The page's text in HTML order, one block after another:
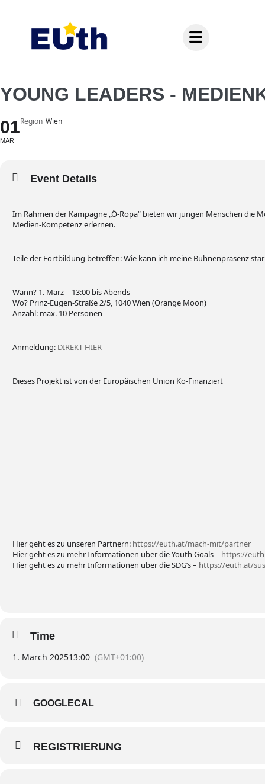
YOUNG LEADERS -
01
MAR
Region Wien
Event Details
Im Rahmen der Kampagne „Ö-Ropa“ bieten wir jungen Menschen
Medien-Kompetenz erlernen.
Teile der Fortbildung betreffen: Wie kann ich meine Bühnenpräsenz
Wann? 1. März – 13:00 bis Abends
Wo? Prinz-Eugen-Straße 2/5, 1040 Wien (Orange Moon)
Anzahl: max. 10 Personen
Anmeldung: DIREKT HIER
Dieses Projekt ist von der Europäischen Union Ko-Finanziert
Hier geht es zu unseren Partnern: https://euth.at/mach-mit/partner
Hier geht es zu mehr Informationen über die Youth Goals – https://
Hier geht es zu mehr Informationen über die SDG’s – https://euth.at/
Time
1. March 202513:00 (GMT+01:00)
GOOGLECAL
REGISTRIERUNG